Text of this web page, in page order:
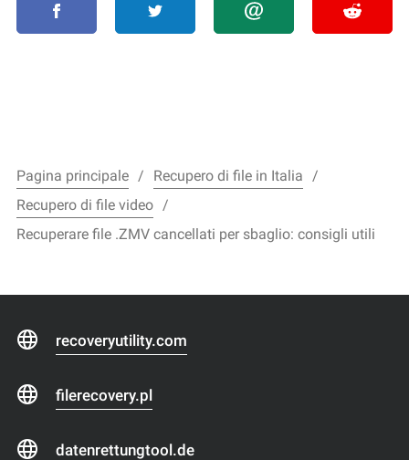
Pagina principale
Recupero di file in Italia
Recupero di file video
Recuperare file .ZMV cancellati per sbaglio: consigli utili
recoveryutility.com
filerecovery.pl
datenrettungtool.de